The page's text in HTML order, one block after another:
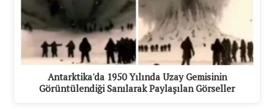
Antarktika'da 1950 Yılında Uzay Gemisinin
Görüntülendiği Sanılarak Paylaşılan Görseller